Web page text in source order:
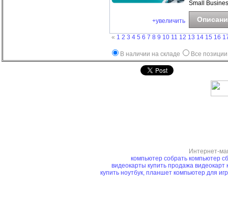
+увеличить
Small
« 1 2 3 4 5 6 7 8 9 10 11 12 13 14 15 16
В наличии на складе Все позиции
Интернет-
компьютер собрать компьютер
видеокарты купить продажа видеокарт
купить ноутбук, планшет компьютер для